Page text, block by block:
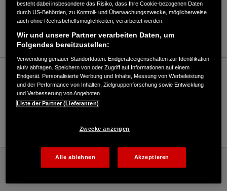
ANFAHRTSBESCHREIBUNG ANFORDERN
WEBSITE
Verkauf / Kundendienst
Industrie
Raiffeisen Landbund eG Land- Forst- und Gartentechnik - Industrial – Honda -
besteht dabei insbesondere das Risiko, dass Ihre Cookie-bezogenen Daten
durch US-Behörden, zu Kontroll- und Überwachungszwecke, möglicherweise
auch ohne Rechtsbehelfsmöglichkeiten, verarbeitet werden.
Wir und unsere Partner verarbeiten Daten, um
Folgendes bereitzustellen:
Verwendung genauer Standortdaten. Endgeräteeigenschaften zur Identifikation
aktiv abfragen. Speichern von oder Zugriff auf Informationen auf einem
Endgerät. Personalisierte Werbung und Inhalte, Messung von Werbeleistung
und der Performance von Inhalten, Zielgruppenforschung sowie Entwicklung
und Verbesserung von Angeboten.
Liste der Partner (Lieferanten)
Zwecke anzeigen
Alle ablehnen Akzeptieren